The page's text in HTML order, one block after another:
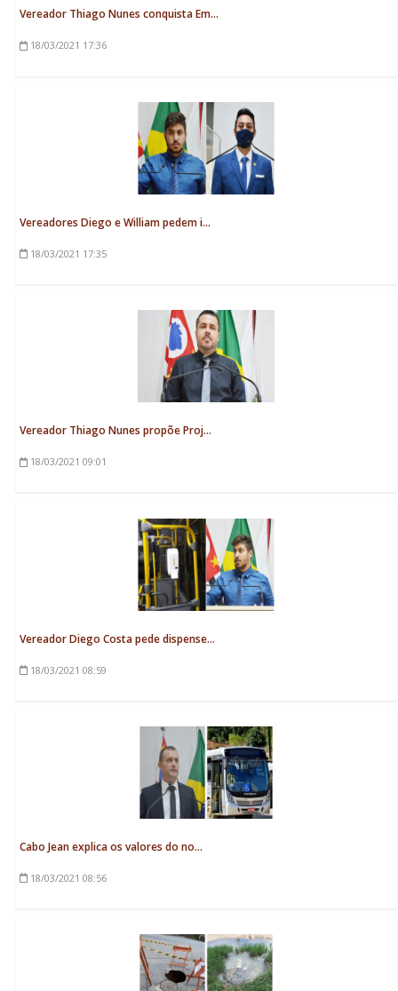
Vereador Thiago Nunes conquista Em...
18/03/2021 17:36
Vereadores Diego e William pedem i...
18/03/2021 17:35
Vereador Thiago Nunes propõe Proj...
18/03/2021 09:01
Vereador Diego Costa pede dispense...
18/03/2021 08:59
Cabo Jean explica os valores do no...
18/03/2021 08:56